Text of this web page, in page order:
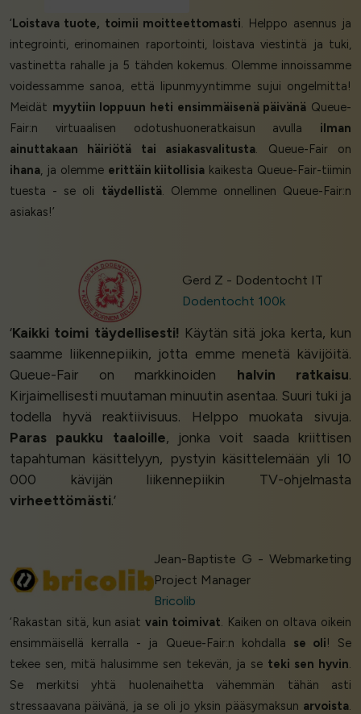
‘Loistava tuote, toimii moitteettomasti. Helppo asennus ja
integrointi, erinomainen raportointi, loistava viestintä ja tuki,
vastinetta rahalle ja 5 tähden kokemus. Olemme innoissamme
voidessamme sanoa, että lipunmyyntimme sujui ongelmitta!
Meidät myytiin loppuun heti ensimmäisenä päivänä Queue-
Fair:n virtuaalisen odotushuoneratkaisun avulla ilman
ainuttakaan häiriötä tai asiakasvalitusta. Queue-Fair on
ihana, ja olemme erittäin kiitollisia kaikesta Queue-Fair-tiimin
tuesta - se oli täydellistä. Olemme onnellinen Queue-Fair:n
asiakas!’
Gerd Z - Dodentocht IT
Dodentocht 100k
‘Kaikki toimi täydellisesti! Käytän sitä joka kerta, kun
saamme liikennepiikin, jotta emme menetä kävijöitä.
Queue-Fair on markkinoiden halvin ratkaisu.
Kirjaimellisesti muutaman minuutin asentaa. Suuri tuki ja
todella hyvä reaktiivisuus. Helppo muokata sivuja.
Paras paukku taaloille, jonka voit saada kriittisen
tapahtuman käsittelyyn, pystyin käsittelemään yli 10
000 kävijän liikennepiikin TV-ohjelmasta
virheettömästi.’
Jean-Baptiste G - Webmarketing
Project Manager
Bricolib
‘Rakastan sitä, kun asiatvain toimivat. Kaiken on oltava oikein
ensimmäisellä kerralla - ja Queue-Fair:n kohdalla se oli! Se
tekee sen, mitä halusimme sen tekevän, ja se teki sen hyvin.
Se merkitsi yhtä huolenaihetta vähemmän tähän asti
stressaavana päivänä, ja se oli jo yksin pääsymaksun arvoista.